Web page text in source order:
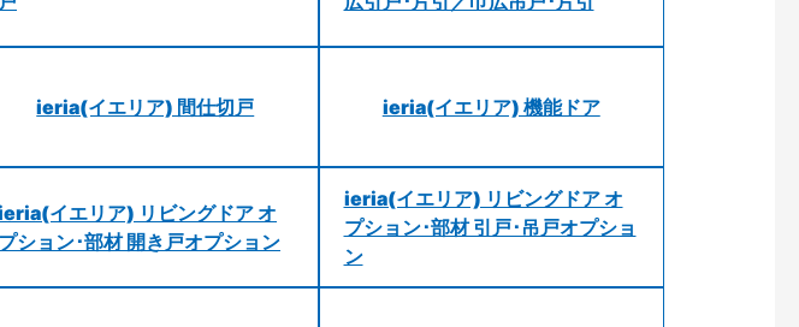
ieria(イエリア) 間仕切戸 ieria(イエリア) 機能ドア
イエリア) リビングドア オ
プション･部材 開き戸オプション
ieria(イエリア) リビングドア オ
プション･部材 引戸･吊戸オプショ
ン